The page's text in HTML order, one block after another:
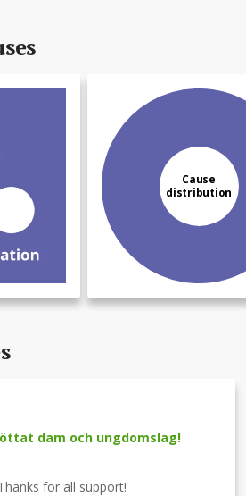
Cause
distribution
dam och ungdomslag!
for all support!